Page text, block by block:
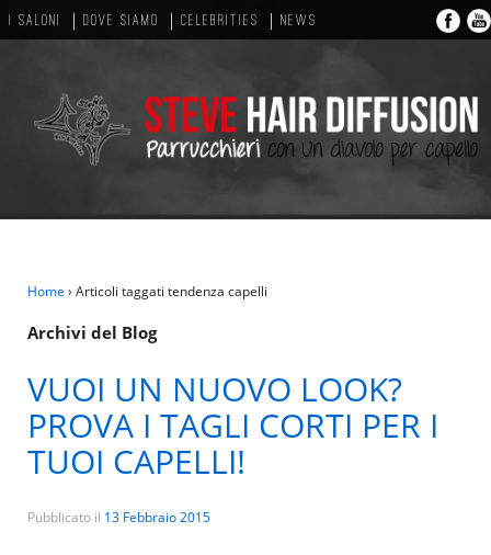
I SALONI DOVE SIAMO CELEBRITIES NEWS
Home › Articoli taggati tendenza capelli
Archivi del Blog
VUOI UN NUOVO LOOK?
PROVA I TAGLI CORTI PER I
TUOI CAPELLI!
Pubblicato il 13 Febbraio 2015